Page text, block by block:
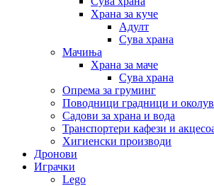
Храна за куче
Адулт
Сува храна
Мачиња
Храна за маче
Сува храна
Опрема за груминг
Поводници градници и
Садови за храна и вода
Транспортери кафези и
Хигиенски производи
Дронови
Играчки
Lego